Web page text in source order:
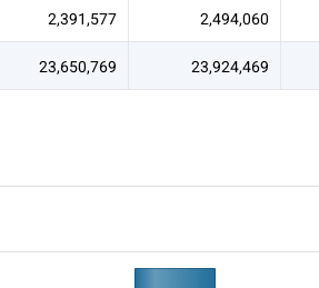
2,494,060
2,391,577
23,924,469
23,650,769